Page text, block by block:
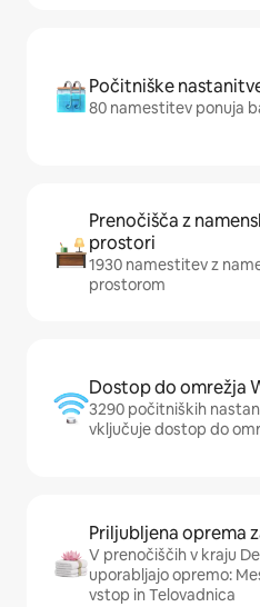
Počitniške
80 namestitev ponuja
Prenočišča z
prostori
1930 namestitev z
prostorom
Dostop do omrežja
3290 počitniških
vključuje dostop do
Priljubljena oprema
V prenočiščih v kraju
uporabljajo opremo:
vstop in Telovadnica